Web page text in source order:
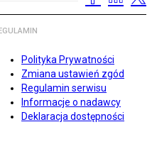
Polityka Prywatności
Zmiana ustawień zgód
Regulamin serwisu
Informacje o nadawcy
Deklaracja dostępności